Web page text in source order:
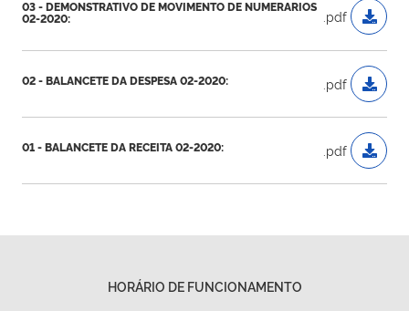
03 - DEMONSTRATIVO DE MOVIMENTO DE NUMERARIOS
02-2020:
.pdf
02 - BALANCETE DA DESPESA 02-2020: .pdf
01 - BALANCETE DA RECEITA 02-2020: .pdf
HORÁRIO DE FUNCIONAMENTO